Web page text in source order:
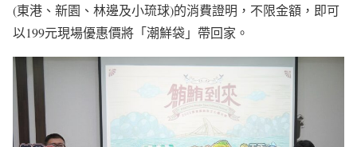
(東港、新園、林邊及小琉球)的消費證明，不限金額，即可
以199元現場優惠價將「潮鮮袋」帶回家。